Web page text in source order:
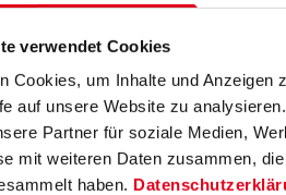
verwendet Cookies
Cookies, um Inhalte und
auf unsere Website zu
Partner für soziale Medien,
mit weiteren Daten zusammen,
haben.